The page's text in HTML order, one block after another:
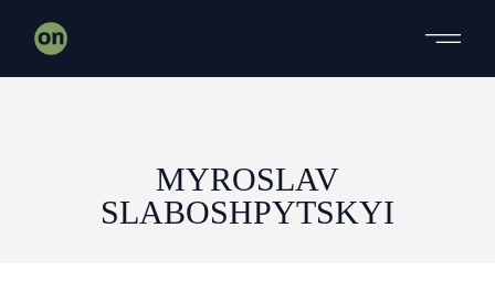
MYROSLAV
SLABOSHPYTSKYI